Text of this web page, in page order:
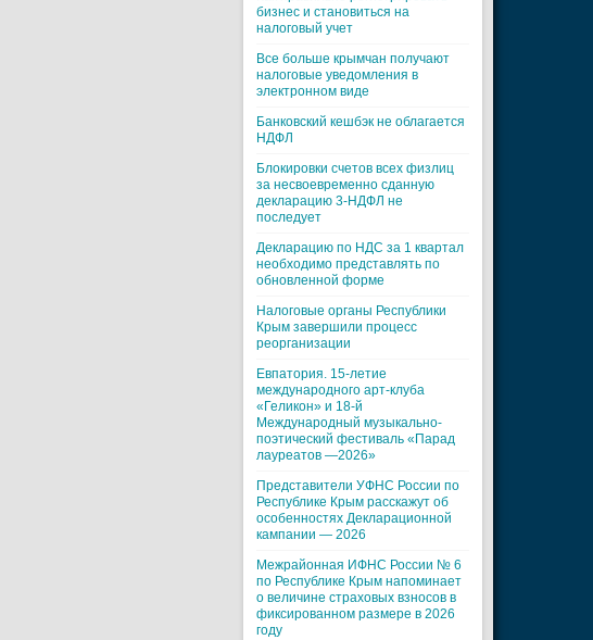
бизнес и становиться на
налоговый учет
Все больше крымчан получают
налоговые уведомления в
электронном виде
Банковский кешбэк не облагается
НДФЛ
Блокировки счетов всех физлиц
за несвоевременно сданную
декларацию 3-НДФЛ не
последует
Декларацию по НДС за 1 квартал
необходимо представлять по
обновленной форме
Налоговые органы Республики
Крым завершили процесс
реорганизации
Евпатория. 15-летие
международного арт-клуба
«Геликон» и 18-й
Международный музыкально-
поэтический фестиваль «Парад
лауреатов —2026»
Представители УФНС России по
Республике Крым расскажут об
особенностях Декларационной
кампании — 2026
Межрайонная ИФНС России № 6
по Республике Крым напоминает
о величине страховых взносов в
фиксированном размере в 2026
году